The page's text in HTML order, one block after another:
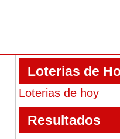
Loterias de
Loterias de hoy
Resultados